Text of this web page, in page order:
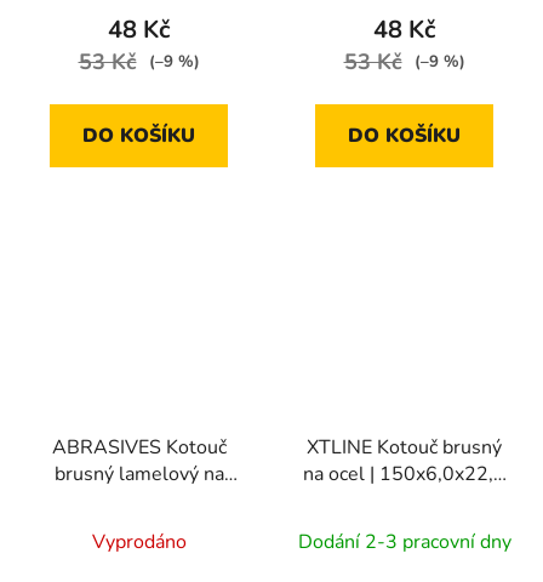
48 Kč
53 Kč (–9 %)
DO KOŠÍKU
48 Kč
53 Kč (–9 %)
DO KOŠÍKU
ABRASIVES Kotouč
brusný lamelový na
Vyprodáno
XTLINE Kotouč brusný
na ocel | 150x6,0x22,2
Dodání 2-3 pracovní dny